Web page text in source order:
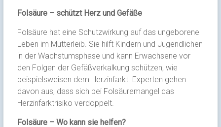
Folsäure – schützt Herz und Gefäße
Folsäure hat eine Schutzwirkung auf das ungeborene
Leben im Mutterleib. Sie hilft Kindern und Jugendlichen
in der Wachstumsphase und kann Erwachsene vor
den Folgen der Gefäßverkalkung schützen, wie
beispielsweisen dem Herzinfarkt. Experten gehen
davon aus, dass sich bei Folsäuremangel das
Herzinfarktrisiko verdoppelt.
Folsäure – Wo kann sie helfen?